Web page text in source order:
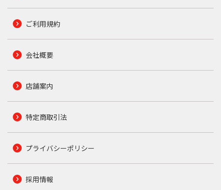
ご利用規約
会社概要
店舗案内
特定商取引法
プライバシーポリシー
採用情報